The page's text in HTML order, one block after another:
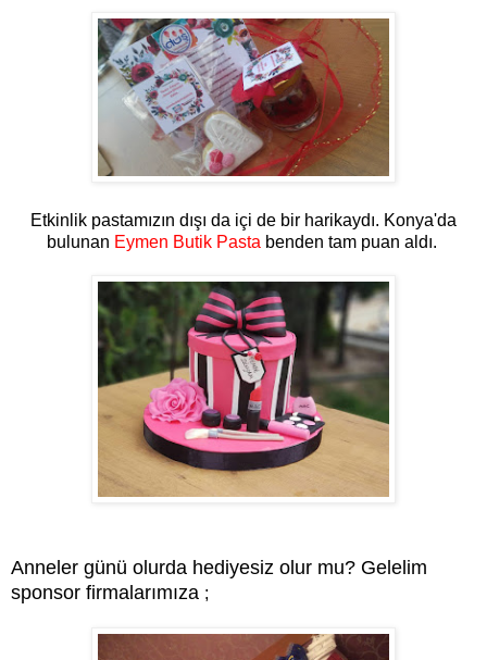
Etkinlik pastamızın dışı da içi de bir harikaydı. Konya'da
bulunan Eymen Butik Pastabenden tam puan aldı.
Anneler günü olurda hediyesiz olur mu? Gelelim
sponsor firmalarımıza ;